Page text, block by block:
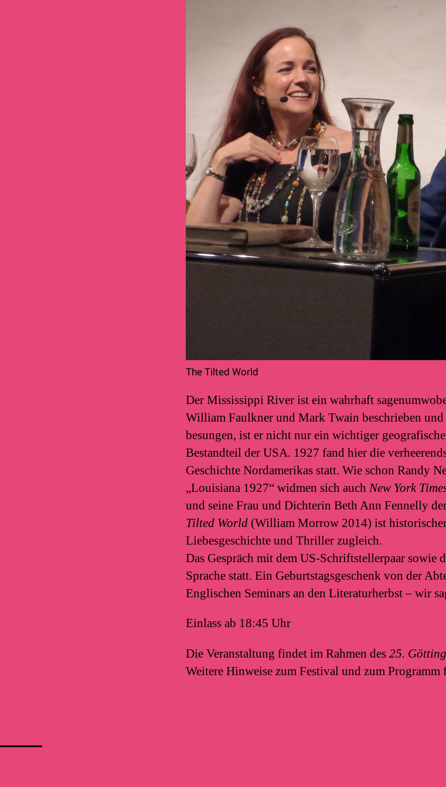
The Tilted World
Der Mississippi River ist ein wahrhaft
William Faulkner und Mark Twain beschrieben
besungen, ist er nicht nur ein wichtiger
Bestandteil der USA. 1927 fand hier die
Geschichte Nordamerikas statt. Wie schon Randy
„Louisiana 1927“ widmen sich auch New York
und seine Frau und Dichterin Beth Ann Fennelly
Tilted World (William Morrow 2014) ist
Liebesgeschichte und Thriller zugleich.
Das Gespräch mit dem US-Schriftstellerpaar sowie
Sprache statt. Ein Geburtstagsgeschenk von der
Englischen Seminars an den Literaturherbst – wir
Einlass ab 18:45 Uhr
Die Veranstaltung findet im Rahmen des 25.
Weitere Hinweise zum Festival und zum Programm